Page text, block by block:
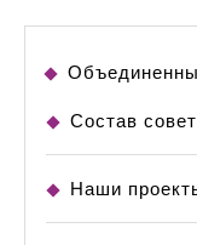
Состав
Наши